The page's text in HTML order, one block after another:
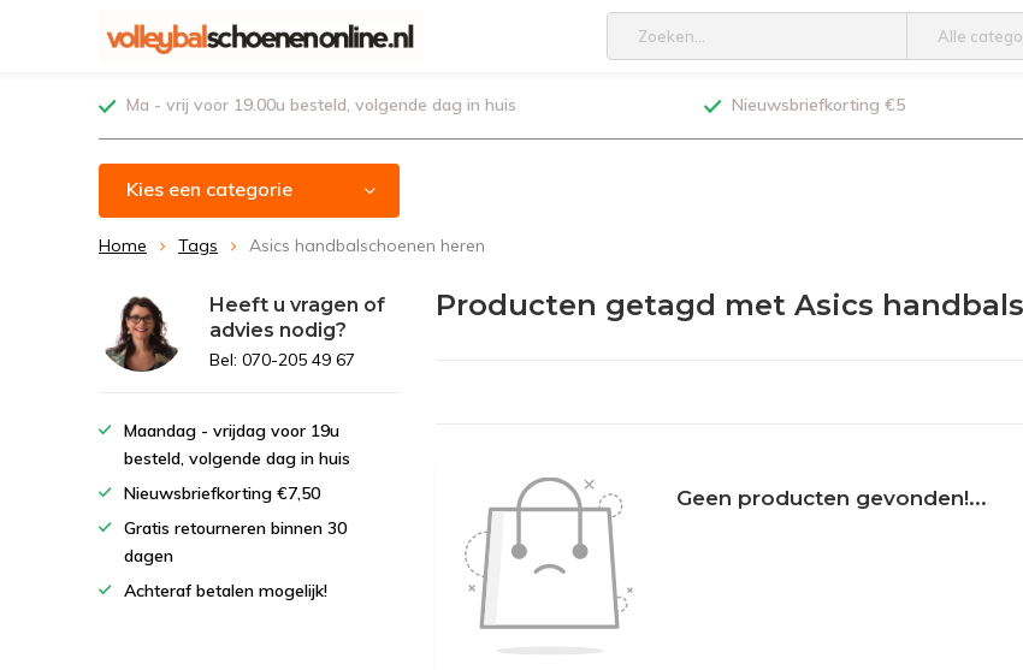
Alle
Ma - vrij voor 19.00u besteld, volgende dag in huis Nieuwsbriefkorting €5
Kies een categorie
Home Tags Asics handbalschoenen heren
Producten getagd met Asics
Geen producten gevonden!...
Heeft u vragen of
advies nodig?
Bel: 070-205 49 67
Maandag - vrijdag voor 19u
besteld, volgende dag in huis
Nieuwsbriefkorting €7,50
Gratis retourneren binnen 30
dagen
Achteraf betalen mogelijk!